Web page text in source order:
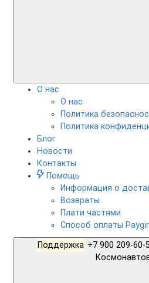
О нас
О нас
Политика
Политика
Блог
Новости
Контакты
Помощь
Информация о
Возвраты
Плати частями
Способ оплаты
Поддержка +7 900 209-60-